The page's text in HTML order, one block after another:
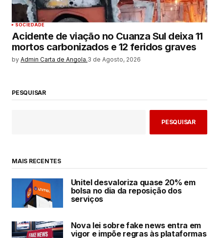
SOCIEDADE
Acidente de viação no Cuanza Sul deixa 11
mortos carbonizados e 12 feridos graves
by Admin Carta de Angola.3 de Agosto, 2026
PESQUISAR
PESQUISAR
MAIS RECENTES
Unitel desvaloriza quase 20% em
bolsa no dia da reposição dos
serviços
Nova lei sobre fake news entra em
vigor e impõe regras às plataformas